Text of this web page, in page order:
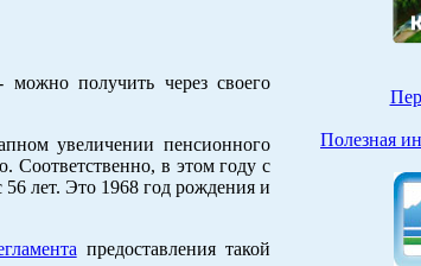
получить через своего
увеличении пенсионного
Соответственно, в этом году с
лет. Это 1968 год рождения и
предоставления такой
Полезная